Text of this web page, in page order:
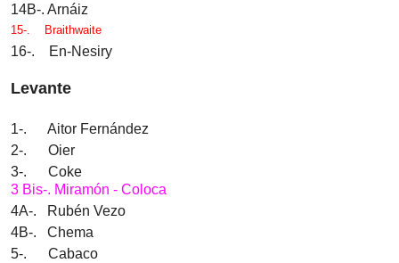
14B-. Arnáiz
15-. Braithwaite
16-. En-Nesiry
Levante
1-. Aitor Fernández
2-. Oier
3-. Coke
3 Bis-. Miramón - Coloca
4A-. Rubén Vezo
4B-. Chema
5-. Cabaco